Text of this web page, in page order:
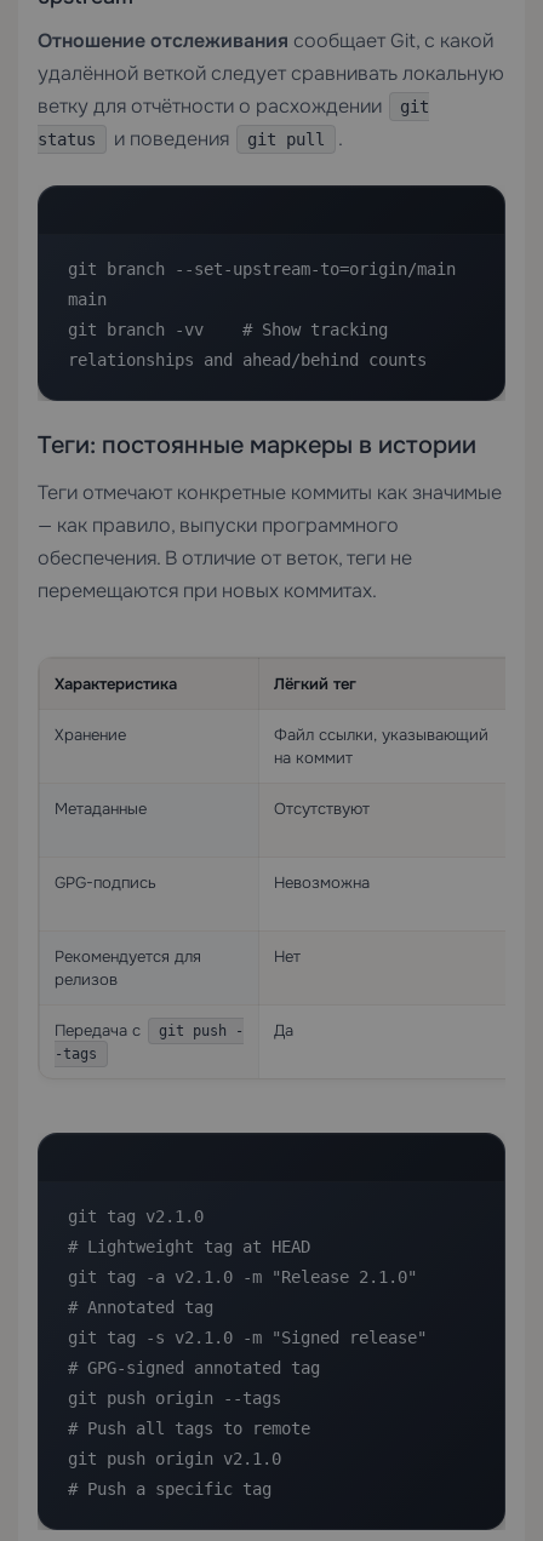
Отношение отслеживания сообщает Git, с какой
удалённой веткой следует сравнивать локальную
ветку для отчётности о расхождении
git
status
и поведения git pull .
git branch --set-upstream-to=origin/main
main
git branch -vv    # Show tracking
relationships and ahead/behind counts
Теги: постоянные маркеры в истории
Теги отмечают конкретные коммиты как значимые
— как правило, выпуски программного
обеспечения. В отличие от веток, теги не
перемещаются при новых коммитах.
Характеристика Лёгкий тег
Хранение
Файл ссылки, указывающий
на коммит
Метаданные Отсутствуют
GPG-подпись Невозможна
Рекомендуется для
релизов
Нет
Передача с
git push -
-tags
Да
git tag v2.1.0
# Lightweight tag at HEAD
git tag -a v2.1.0 -m "Release 2.1.0"
# Annotated tag
git tag -s v2.1.0 -m "Signed release"
# GPG-signed annotated tag
git push origin --tags
# Push all tags to remote
git push origin v2.1.0
# Push a specific tag